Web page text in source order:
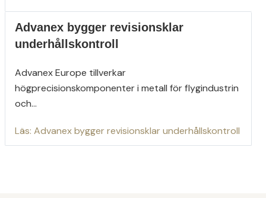
Advanex bygger revisionsklar
underhållskontroll
Advanex Europe tillverkar
högprecisionskomponenter i metall för flygindustrin
och...
Läs: Advanex bygger revisionsklar underhållskontroll